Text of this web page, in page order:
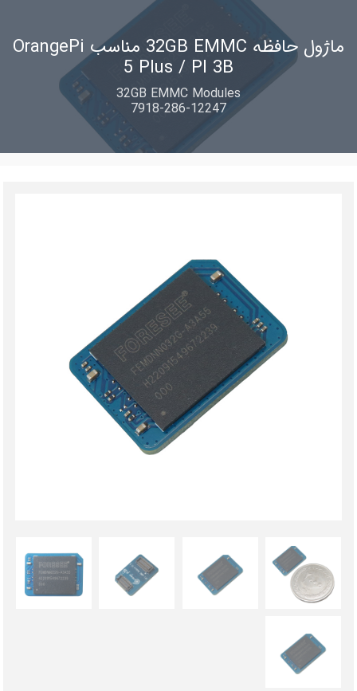
ماژول حافظه 32GB EMMC مناسب OrangePi
5 Plus / PI 3B
32GB EMMC Modules
7918-286-12247